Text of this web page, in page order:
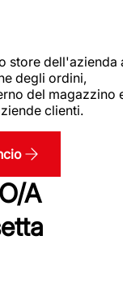
store dell'azienda
degli ordini,
del magazzino
clienti.
A